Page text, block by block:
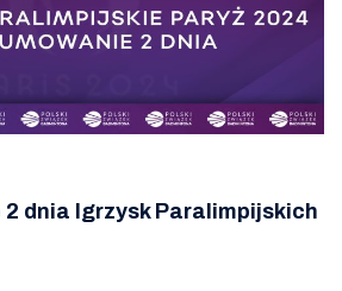
2 dnia Igrzysk Paralimpijskich